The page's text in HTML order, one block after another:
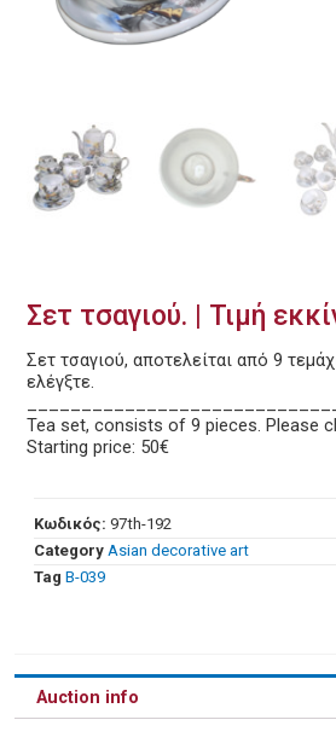
Σετ τσαγιού. | Τιμή
Σετ τσαγιού, αποτελείται από 9
ελέγξτε.
Tea set, consists of 9 pieces. Please
Starting price: 50€
Κωδικός: 97th-192
Category Asian decorative art
Tag Β-039
Auction info